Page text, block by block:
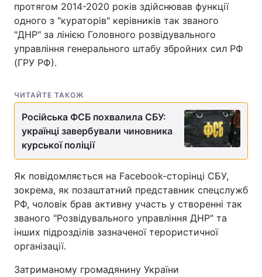
протягом 2014-2020 років здійснював функції
одного з "кураторів" керівників так званого
"ДНР" за лінією Головного розвідувального
управління генерального штабу збройних сил РФ
(ГРУ РФ).
ЧИТАЙТЕ ТАКОЖ
Російська ФСБ похвалила СБУ:
українці завербували чиновника
курської поліції
Як повідомляється на Facebook-сторінці СБУ,
зокрема, як позаштатний представник спецслужб
РФ, чоловік брав активну участь у створенні так
званого "Розвідувального управління ДНР" та
інших підрозділів зазначеної терористичної
організації.
Затриманому громадянину України